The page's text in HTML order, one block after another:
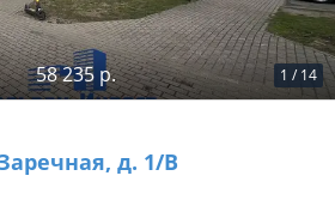
1 / 14
58 235 р.
д. 1/В